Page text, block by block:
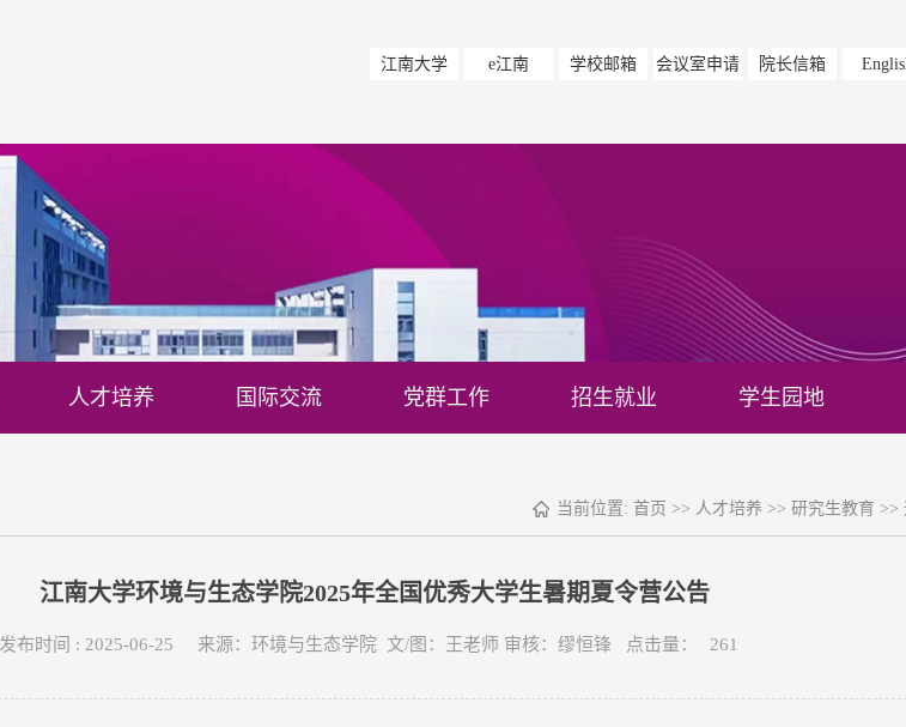
江南大学 e江南 学校邮箱 会议室申请 院长信箱
人才培养 国际交流 党群工作 招生就业 学生园地
当前位置: 首页 >> 人才培养 >> 研究生教育 >>
江南大学环境与生态学院2025年全国优秀大学生暑期夏令营公告
发布时间 : 2025-06-25 来源：环境与生态学院 文/图：王老师 审核：缪恒锋 点击量： 261